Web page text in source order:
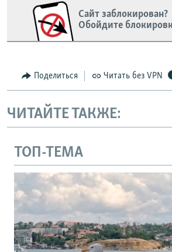
Сайт заблокирован?
Обойдите
Поделиться Читать без VPN
ЧИТАЙТЕ ТАКЖЕ:
ТОП-ТЕМА